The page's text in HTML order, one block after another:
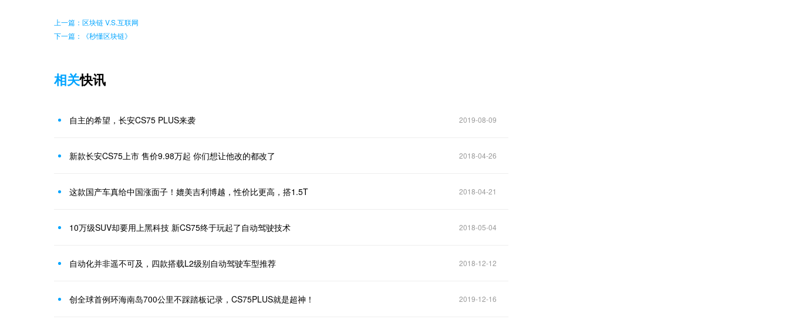
上一篇：区块链 V.S.互联网
下一篇：《秒懂区块链》
相关快讯
自主的希望，长安CS75 PLUS来袭 2019-08-09
新款长安CS75上市 售价9.98万起 你们想让他改的都改了 2018-04-26
这款国产车真给中国涨面子！媲美吉利博越，性价比更高，搭1.5T 2018-04-21
10万级SUV却要用上黑科技 新CS75终于玩起了自动驾驶技术 2018-05-04
自动化并非遥不可及，四款搭载L2级别自动驾驶车型推荐 2018-12-12
创全球首例环海南岛700公里不踩踏板记录，CS75PLUS就是超神！ 2019-12-16